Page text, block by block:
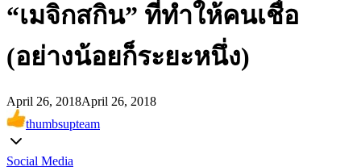
“เมจิกสกิน” ที่ทำให้คนเชื่อ
(อย่างน้อยก็ระยะหนึ่ง)
April 26, 2018April 26, 2018
thumbsupteam
Social Media